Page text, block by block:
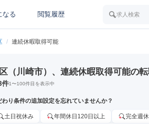
なる 閲覧履歴 求人検索
/ 連続休暇取得可能
（川崎市）、連続休暇取得可能の
件1〜100件目を表示中
わり条件の追加設定を忘れていませんか？
土日祝休み 年間休日120日以上 完全週